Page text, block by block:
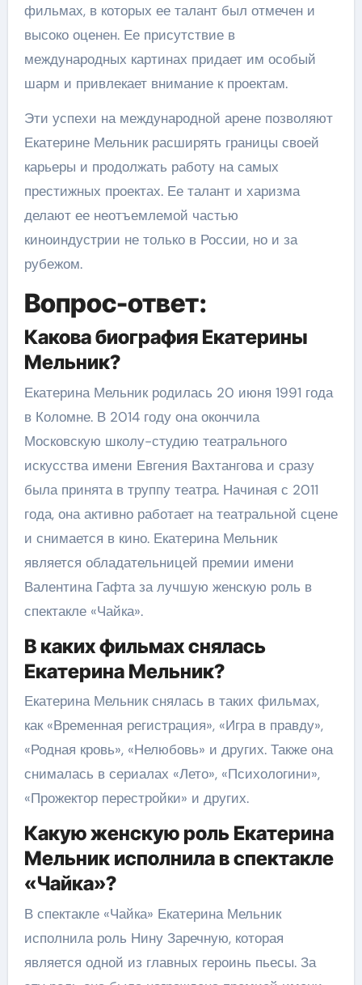
фильмах, в которых ее талант был отмечен и
высоко оценен. Ее присутствие в
международных картинах придает им особый
шарм и привлекает внимание к проектам.
Эти успехи на международной арене позволяют
Екатерине Мельник расширять границы своей
карьеры и продолжать работу на самых
престижных проектах. Ее талант и харизма
делают ее неотъемлемой частью
киноиндустрии не только в России, но и за
рубежом.
Вопрос-ответ:
Какова биография Екатерины
Мельник?
Екатерина Мельник родилась 20 июня 1991 года
в Коломне. В 2014 году она окончила
Московскую школу-студию театрального
искусства имени Евгения Вахтангова и сразу
была принята в труппу театра. Начиная с 2011
года, она активно работает на театральной сцене
и снимается в кино. Екатерина Мельник
является обладательницей премии имени
Валентина Гафта за лучшую женскую роль в
спектакле «Чайка».
В каких фильмах снялась
Екатерина Мельник?
Екатерина Мельник снялась в таких фильмах,
как «Временная регистрация», «Игра в правду»,
«Родная кровь», «Нелюбовь» и других. Также она
снималась в сериалах «Лето», «Психологини»,
«Прожектор перестройки» и других.
Какую женскую роль Екатерина
Мельник исполнила в спектакле
«Чайка»?
В спектакле «Чайка» Екатерина Мельник
исполнила роль Нину Заречную, которая
является одной из главных героинь пьесы. За